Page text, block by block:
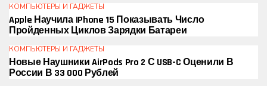
КОМПЬЮТЕРЫ И ГАДЖЕТЫ
Apple Научила IPhone 15 Показывать Число
Пройденных Циклов Зарядки Батареи
КОМПЬЮТЕРЫ И ГАДЖЕТЫ
Новые Наушники AirPods Pro 2 С USB-C Оценили В
России В 33 000 Рублей